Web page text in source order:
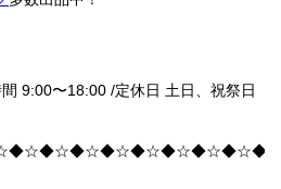
9:00〜18:00 /定休日 土日、祝祭日